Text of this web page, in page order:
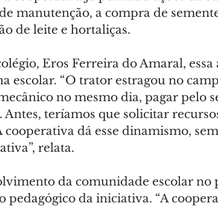
manutenção, a compra de
de leite e hortaliças.
Eros Ferreira do Amaral,
escolar. “O trator estragou no
no mesmo dia, pagar pelo
teríamos que solicitar
cooperativa dá esse dinamismo,
relata.
da comunidade escolar no
pedagógico da iniciativa. “A